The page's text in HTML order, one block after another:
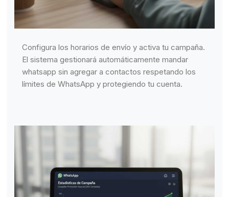
Configura los horarios de envío y activa tu campaña.
El sistema gestionará automáticamente mandar
whatsapp sin agregar a contactos respetando los
límites de WhatsApp y protegiendo tu cuenta.